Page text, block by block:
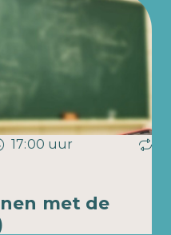
17:00 uur
met de